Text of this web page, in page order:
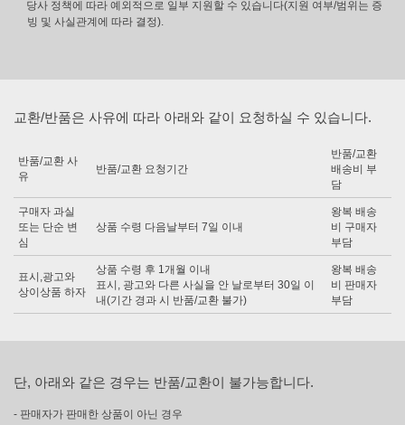
당사 정책에 따라 예외적으로 일부 지원할 수 있습니다(지원 여부/범위는 증
빙 및 사실관계에 따라 결정).
교환/반품은 사유에 따라 아래와 같이 요청하실 수 있습니다.
반품/교환 사
유
반품/교환 요청기간
반품/교환
배송비 부
담
구매자 과실
또는 단순 변
심
상품 수령 다음날부터 7일 이내
왕복 배송
비 구매자
부담
표시,광고와
상이상품 하자
상품 수령 후 1개월 이내
표시, 광고와 다른 사실을 안 날로부터 30일 이
내(기간 경과 시 반품/교환 불가)
왕복 배송
비 판매자
부담
단, 아래와 같은 경우는 반품/교환이 불가능합니다.
- 판매자가 판매한 상품이 아닌 경우